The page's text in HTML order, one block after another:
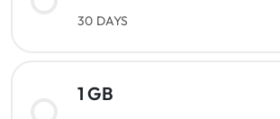
30 DAYS
1 GB